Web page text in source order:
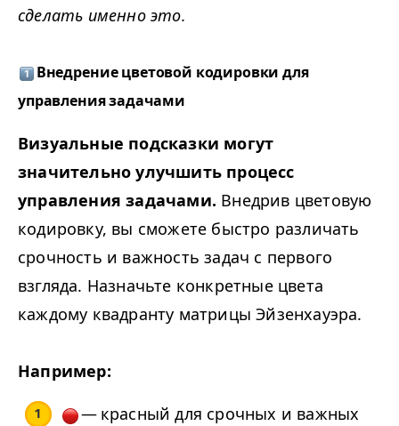
сделать именно это.
Внедрение цветовой кодировки для
управления задачами
Визуальные подсказки могут
значительно улучшить процесс
управления задачами. Внедрив цветовую
кодировку, вы сможете быстро различать
срочность и важность задач с первого
взгляда. Назначьте конкретные цвета
каждому квадранту матрицы Эйзенхауэра.
Например:
— красный для срочных и важных